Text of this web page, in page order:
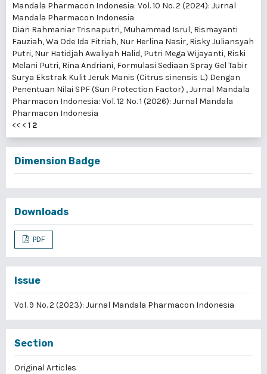
Mandala Pharmacon Indonesia: Vol. 10 No. 2 (2024): Jurnal
Mandala Pharmacon Indonesia
Dian Rahmaniar Trisnaputri, Muhammad Isrul, Rismayanti
Fauziah, Wa Ode Ida Fitriah, Nur Herlina Nasir, Risky Juliansyah
Putri, Nur Hatidjah Awaliyah Halid, Putri Mega Wijayanti, Riski
Melani Putri, Rina Andriani, Formulasi Sediaan Spray Gel Tabir
Surya Ekstrak Kulit Jeruk Manis (Citrus sinensis L.) Dengan
Penentuan Nilai SPF (Sun Protection Factor) ,Jurnal Mandala
Pharmacon Indonesia: Vol. 12 No. 1 (2026): Jurnal Mandala
Pharmacon Indonesia
<< < 1 2
Dimension Badge
Downloads
PDF
Issue
Vol. 9 No. 2 (2023): Jurnal Mandala Pharmacon Indonesia
Section
Original Articles